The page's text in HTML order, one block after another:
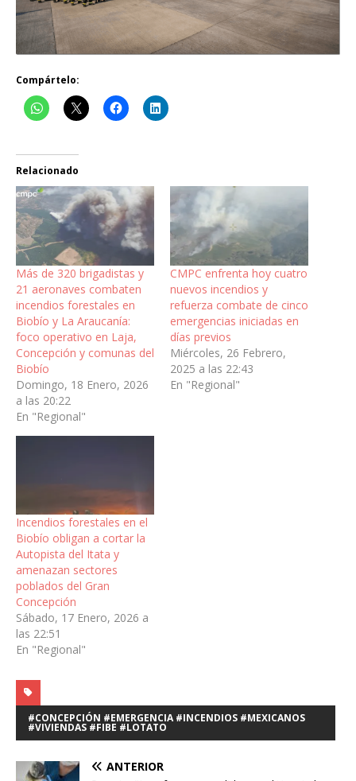
Compártelo:
Relacionado
Más de 320 brigadistas y
21 aeronaves combaten
incendios forestales en
Biobío y La Araucanía:
foco operativo en Laja,
Concepción y comunas del
Biobío
Domingo, 18 Enero, 2026
a las 20:22
En "Regional"
CMPC enfrenta hoy cuatro
nuevos incendios y
refuerza combate de cinco
emergencias iniciadas en
días previos
Miércoles, 26 Febrero,
2025 a las 22:43
En "Regional"
Incendios forestales en el
Biobío obligan a cortar la
Autopista del Itata y
amenazan sectores
poblados del Gran
Concepción
Sábado, 17 Enero, 2026 a
las 22:51
En "Regional"
#CONCEPCIÓN #EMERGENCIA #INCENDIOS #MEXICANOS
#VIVIENDAS #FIBE #LOTATO
ANTERIOR